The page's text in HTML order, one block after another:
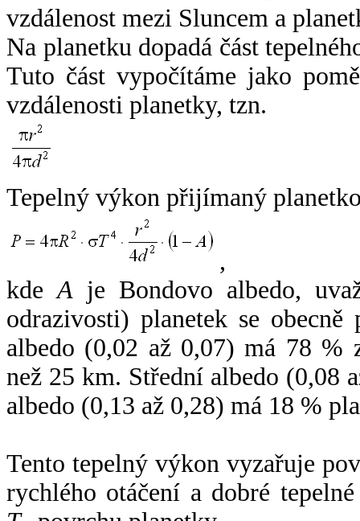
vzdálenost mezi Sluncem a
Na planetku dopadá část
Tuto část vypočítáme jako
vzdálenosti planetky, tzn.
Tepelný výkon přijímaný
,
kdeA je Bondovo albedo,
odrazivosti) planetek se
albedo (0,02 až 0,07) má 78 %
než 25 km. Střední albedo (0,08
albedo (0,13 až 0,28) má 18 %
Tento tepelný výkon vyzařuje
rychlého otáčení a dobré